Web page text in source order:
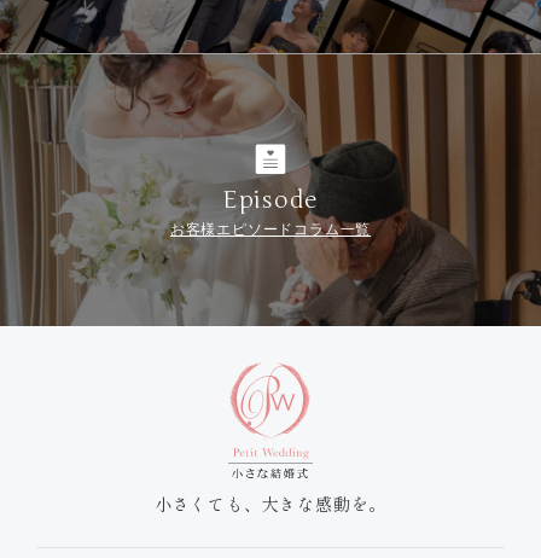
Episode
お客様エピソードコラム一覧
小さくても、大きな感動を。